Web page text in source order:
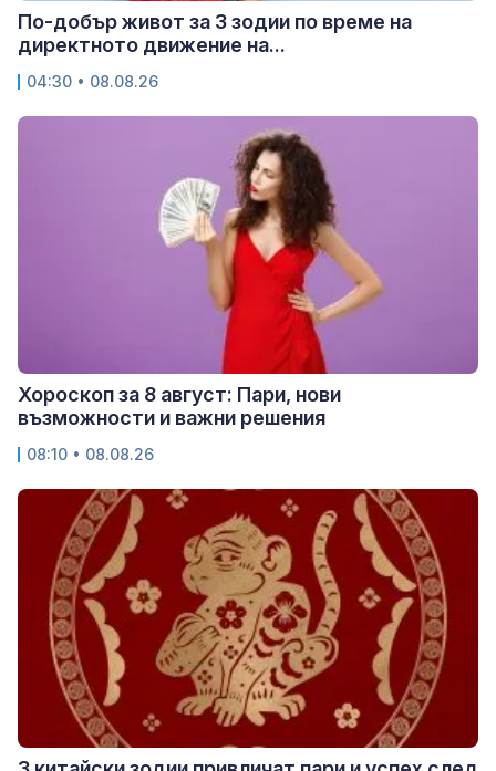
По-добър живот за 3 зодии по време на
директното движение на...
04:30 • 08.08.26
Хороскоп за 8 август: Пари, нови
възможности и важни решения
08:10 • 08.08.26